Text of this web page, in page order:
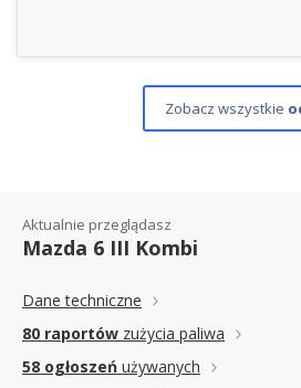
Zobacz wszystkie
Aktualnie przeglądasz
Mazda 6 III Kombi
Dane techniczne
80 raportów zużycia paliwa
58 ogłoszeń używanych